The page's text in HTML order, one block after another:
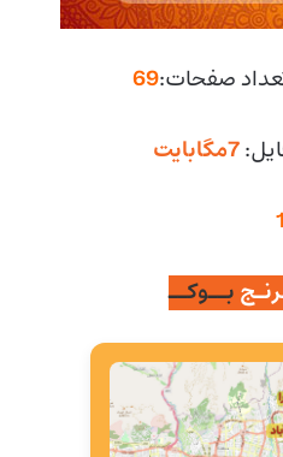
صفحات:69
:7مگابایت
1
بــوکــ